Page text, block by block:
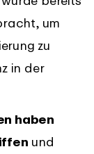
um
zu
in der
haben
und